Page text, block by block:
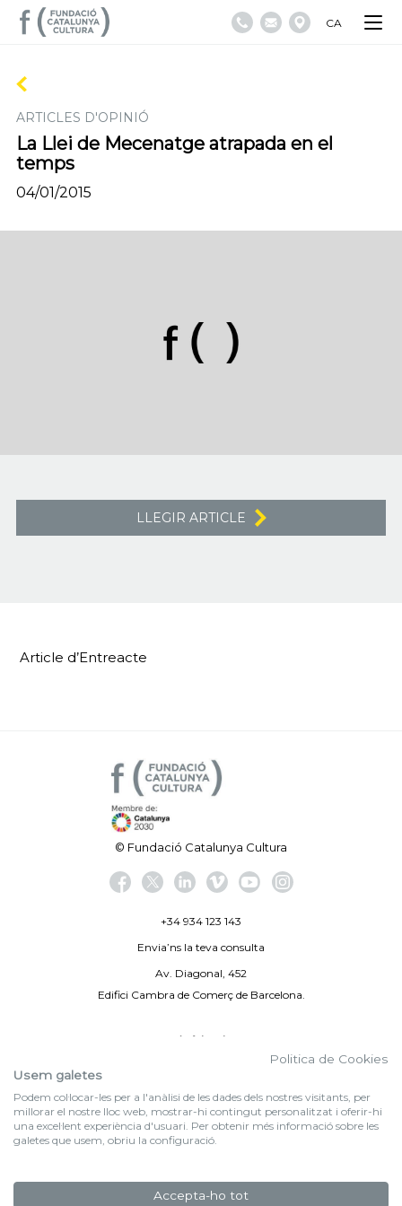
CA
ARTICLES D'OPINIÓ
La Llei de Mecenatge atrapada en el
temps
04/01/2015
LLEGIR ARTICLE
Article d’Entreacte
© Fundació Catalunya Cultura
+34 934 123 143
Envia’ns la teva consulta
Av. Diagonal, 452
Edifici Cambra de Comerç de Barcelona.
Avís legal
By 100X100NET
f (NEWSLETTER)
Politica de Cookies
Usem galetes
Podem col·locar-les per a l'anàlisi de les dades dels nostres visitants, per
millorar el nostre lloc web, mostrar-hi contingut personalitzat i oferir-hi
una excel·lent experiència d'usuari. Per obtenir més informació sobre les
galetes que usem, obriu la configuració.
Accepta-ho tot